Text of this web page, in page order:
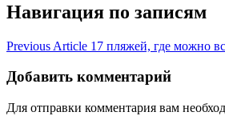
Навигация по записям
Previous Article 17 пляжей, где можно
Добавить комментарий
Для отправки комментария вам